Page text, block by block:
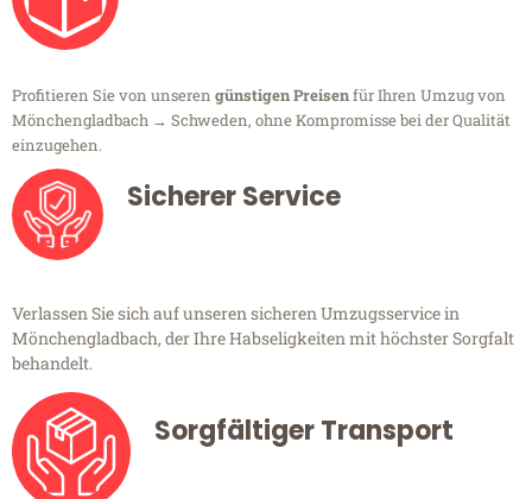
Profitieren Sie von unseren günstigen Preisenfür Ihren Umzug von
Mönchengladbach → Schweden, ohne Kompromisse bei der Qualität
einzugehen.
Sicherer Service
Verlassen Sie sich auf unseren sicheren Umzugsservice in
Mönchengladbach, der Ihre Habseligkeiten mit höchster Sorgfalt
behandelt.
Sorgfältiger Transport